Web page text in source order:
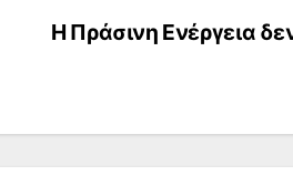
Η Πράσινη Ενέργεια